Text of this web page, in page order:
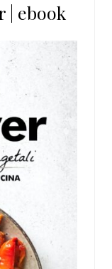
| ebook